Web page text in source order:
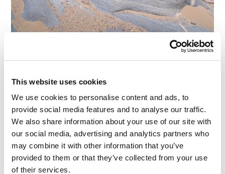
This website uses cookies
We use cookies to personalise content and ads, to
provide social media features and to analyse our traffic.
We also share information about your use of our site with
our social media, advertising and analytics partners who
may combine it with other information that you’ve
provided to them or that they’ve collected from your use
of their services.